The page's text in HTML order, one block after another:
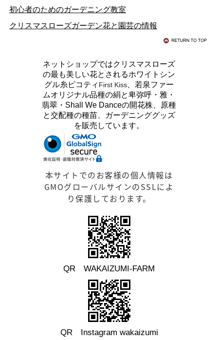
初心者のためのガーデニング教室
クリスマスローズガーデン花と園芸の情報
ネットショップではクリスマスローズ
の最も美しい花とされるホワイトシン
グル糸ピコティ First Kiss 、若泉ファー
ムオリジナル品種の絹と卑弥呼・雅・
翡翠・Shall We Danceの開花株、原種
と交配種の種苗、ガーデニンググッズ
を販売しています。
本サイトでのお客様の個人情報は
GMOグローバルサインのSSLによ
り保護しております。
QR WAKAIZUMI-FARM
QR Instagram wakaizumi